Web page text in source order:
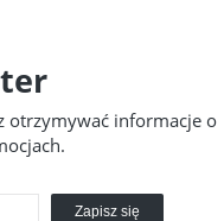
otrzymywać informacje o
Zapisz się